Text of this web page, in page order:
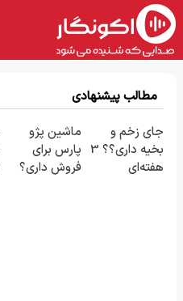
مطالب پیشنهادی
جای زخم و
بخیه داری؟؟ 3
هفته‌ای
ماشین پژو
پارس برای
فروش داری؟